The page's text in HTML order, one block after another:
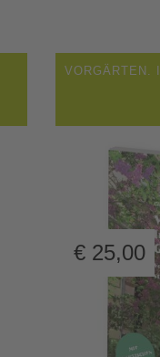
VORGÄRTEN.
€ 25,00